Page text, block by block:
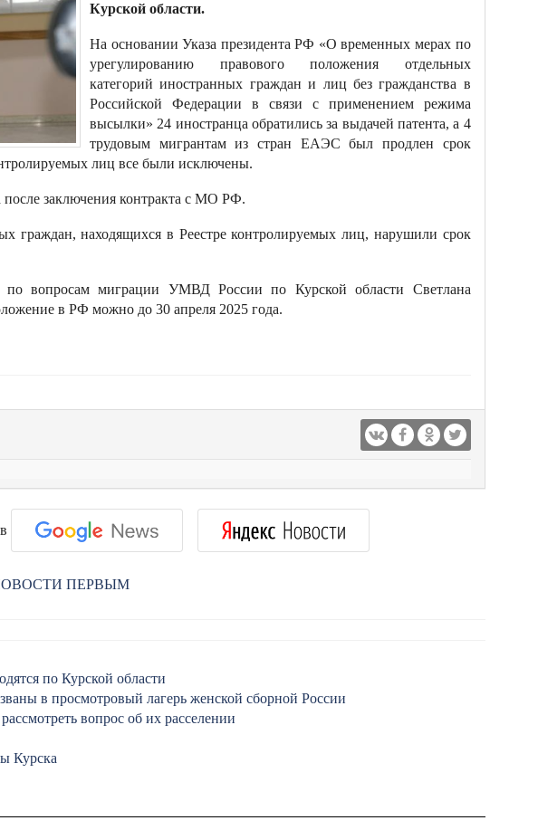
Курской области.
На основании Указа президента РФ «О временных мерах по
урегулированию правового положения отдельных
категорий иностранных граждан и лиц без гражданства в
Российской Федерации в связи с применением режима
высылки» 24 иностранца обратились за выдачей патента, а 4
трудовым мигрантам из стран ЕАЭС был продлен срок
лиц все были исключены.
заключения контракта с МО РФ.
граждан, находящихся в Реестре контролируемых лиц, нарушили срок
по вопросам миграции УМВД России по Курской области Светлана
в РФ можно до 30 апреля 2025 года.
ПЕРВЫМ
по Курской области
в просмотровый лагерь женской сборной России
вопрос об их расселении
Курска